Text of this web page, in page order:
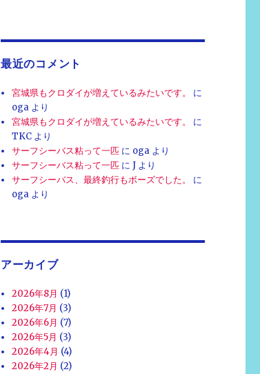
最近のコメント
宮城県もクロダイが増えているみたいです。
に
oga より
宮城県もクロダイが増えているみたいです。
に
TKC より
サーフシーバス粘って一匹 に oga より
サーフシーバス粘って一匹 にJ より
サーフシーバス、最終釣行もボーズでした。
に
oga より
アーカイブ
2026年8月 (1)
2026年7月 (3)
2026年6月 (7)
2026年5月 (3)
2026年4月 (4)
2026年2月 (2)